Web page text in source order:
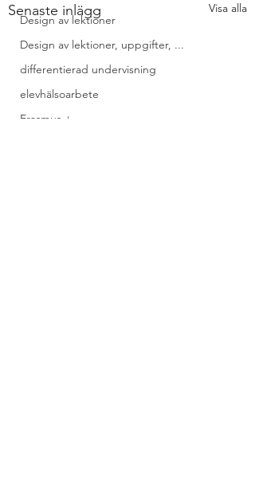
Design av lektioner
Design av lektioner, uppgifter, ...
differentierad undervisning
elevhälsoarbete
Erasmus +
Senaste inlägg Visa alla